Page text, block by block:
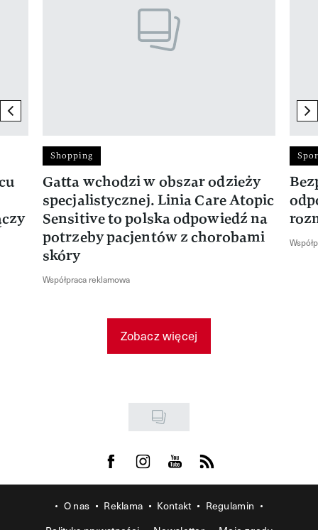
previous element
Shopping
Gatta wchodzi w obszar odzieży
specjalistycznej. Linia Care Atopic
Sensitive to polska odpowiedź na
potrzeby pacjentów z chorobami
skóry
Współpraca reklamowa
Zobacz więcej
Visit us on Facebook
Visit us on Instagram
Visit us on Youtube
Visit us on Rss
O nas Reklama Kontakt
Regulamin